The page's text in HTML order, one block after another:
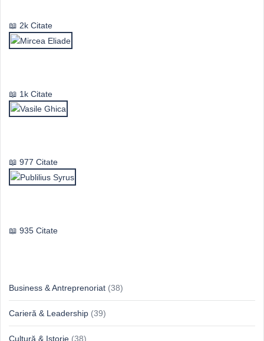
2k Citate
1k Citate
977 Citate
935 Citate
Business & Antreprenoriat (38)
Carieră & Leadership (39)
Cultură & Istorie (38)